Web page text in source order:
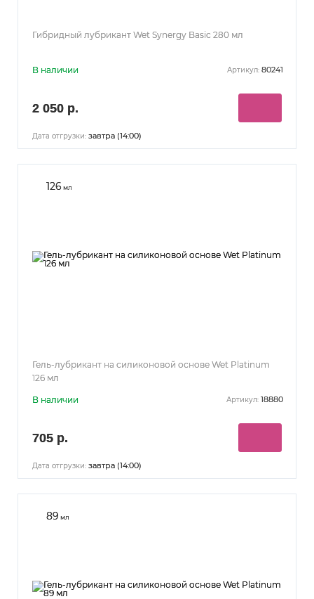
Гибридный лубрикант Wet Synergy Basic 280 мл
В наличии Артикул: 80241
2 050 р.
Дата отгрузки: завтра (14:00)
126 мл
Гель-лубрикант на силиконовой основе Wet Platinum
126 мл
В наличии Артикул: 18880
705 р.
Дата отгрузки: завтра (14:00)
89 мл